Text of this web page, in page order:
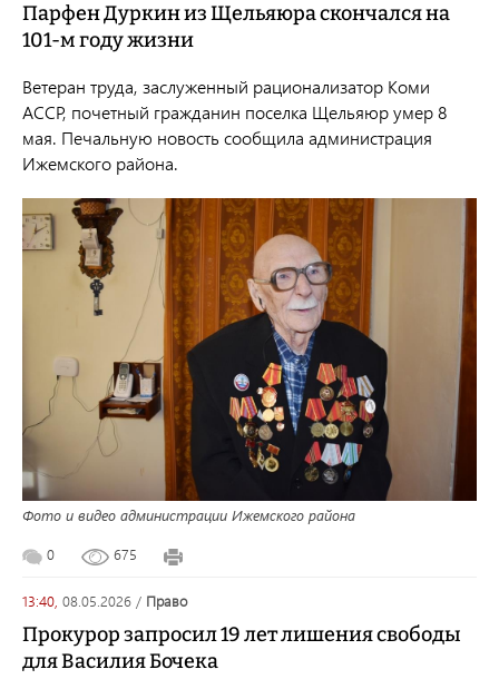
Парфен Дуркин из Щельяюра скончался на
101-м году жизни
Ветеран труда, заслуженный рационализатор Коми
АССР, почетный гражданин поселка Щельяюр умер 8
мая. Печальную новость сообщила администрация
Ижемского района.
Фото и видео администрации Ижемского района
0 675
13:40, 08.05.2026 / право
Прокурор запросил 19 лет лишения свободы
для Василия Бочека